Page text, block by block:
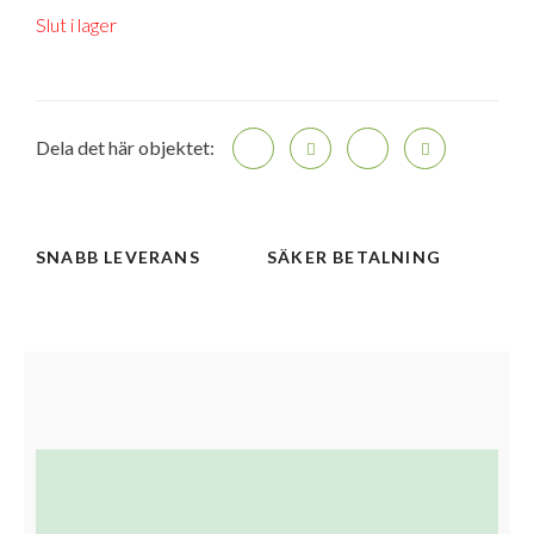
Slut i lager
Dela det här objektet:
SNABB LEVERANS SÄKER BETALNING